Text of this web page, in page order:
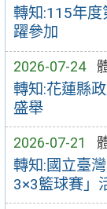
轉知:115年
躍參加
2026-07-24
轉知:花蓮縣
盛舉
2026-07-21
轉知:國立臺
3×3籃球賽」